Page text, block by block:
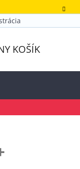
KOŠÍK